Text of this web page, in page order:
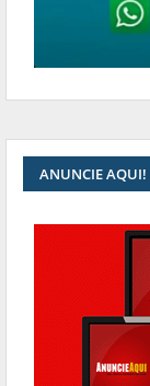
ANUNCIE AQUI!